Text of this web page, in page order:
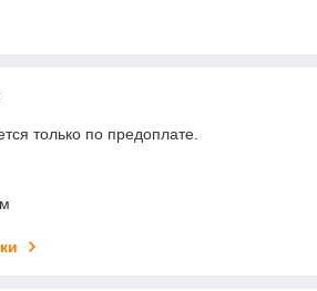
только по предоплате.